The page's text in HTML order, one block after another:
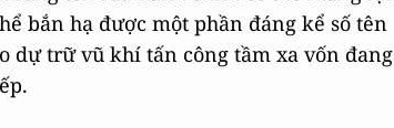
bắn hạ được một phần đáng kể số tên
dự trữ vũ khí tấn công tầm xa vốn đang